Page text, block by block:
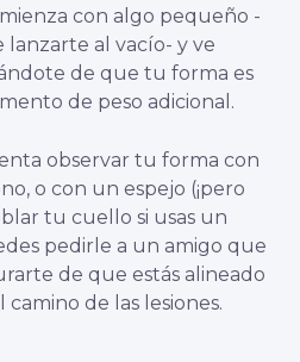
con algo pequeño -
lanzarte al vacío- y ve
de que tu forma es
de peso adicional.
observar tu forma con
o con un espejo (¡pero
tu cuello si usas un
pedirle a un amigo que
de que estás alineado
de las lesiones.